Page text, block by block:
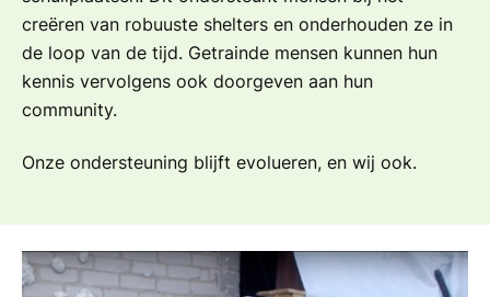
creëren van robuuste shelters en onderhouden ze in
de loop van de tijd. Getrainde mensen kunnen hun
kennis vervolgens ook doorgeven aan hun
community.
Onze ondersteuning blijft evolueren, en wij ook.